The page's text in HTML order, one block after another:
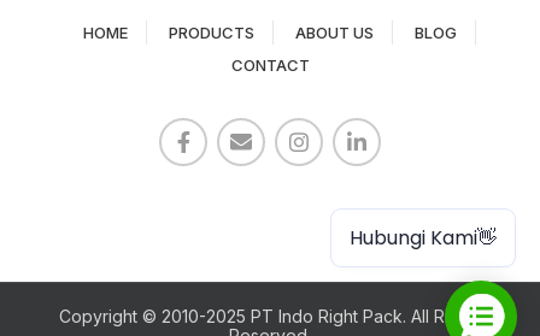
HOME PRODUCTS ABOUT US
BLOG
CONTACT
Copyright © 2010-2025 PT Indo Right Pack. All Rights
Hubungi Kami👋